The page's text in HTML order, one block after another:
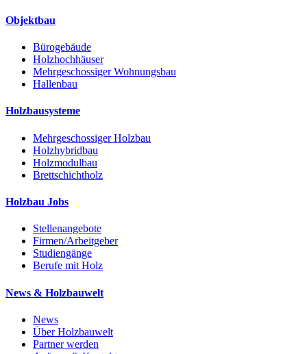
Objektbau
Bürogebäude
Holzhochhäuser
Mehrgeschossiger Wohnungsbau
Hallenbau
Holzbausysteme
Mehrgeschossiger Holzbau
Holzhybridbau
Holzmodulbau
Brettschichtholz
Holzbau Jobs
Stellenangebote
Firmen/Arbeitgeber
Studiengänge
Berufe mit Holz
News & Holzbauwelt
News
Über Holzbauwelt
Partner werden